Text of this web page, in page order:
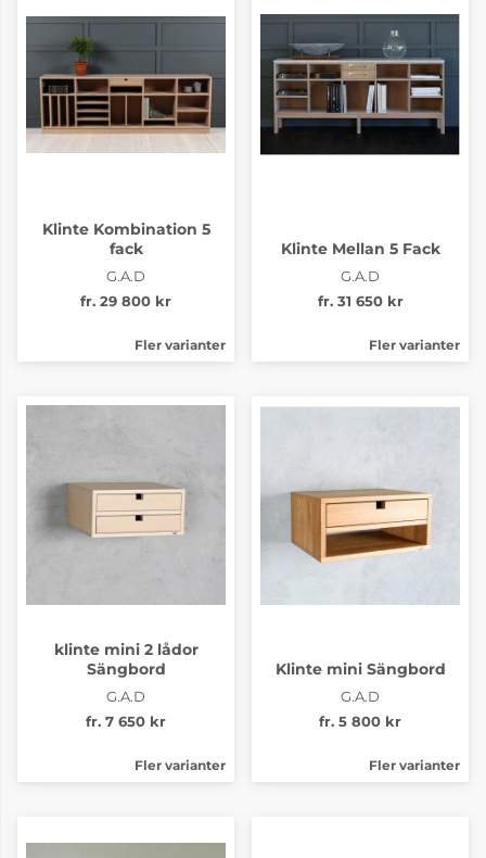
Klinte Kombination 5
fack
G.A.D
fr. 29 800 kr
Fler varianter
Klinte Mellan 5 Fack
G.A.D
fr. 31 650 kr
Fler varianter
klinte mini 2 lådor
Sängbord
G.A.D
fr. 7 650 kr
Fler varianter
Klinte mini Sängbord
G.A.D
fr. 5 800 kr
Fler varianter